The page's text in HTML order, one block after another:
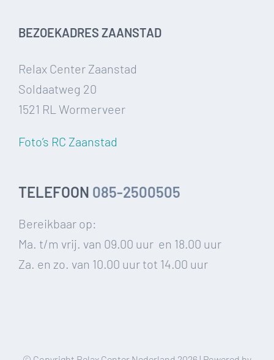
BEZOEKADRES ZAANSTAD
Relax Center Zaanstad
Soldaatweg 20
1521 RL Wormerveer
Foto’s RC Zaanstad
TELEFOON 085-2500505
Bereikbaar op:
Ma. t/m vrij. van 09.00 uur en 18.00 uur
Za. en zo. van 10.00 uur tot 14.00 uur